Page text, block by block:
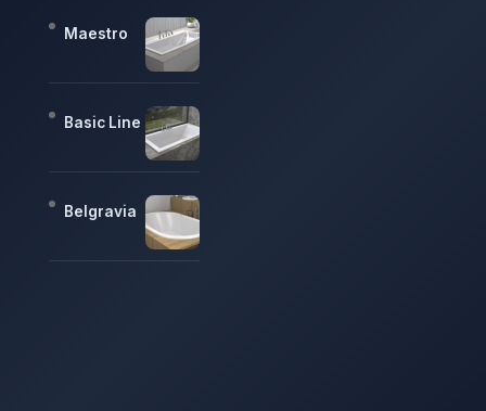
Maestro
Basic Line
Belgravia